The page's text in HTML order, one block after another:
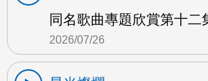
同名歌曲專題欣賞第十二
2026/07/26